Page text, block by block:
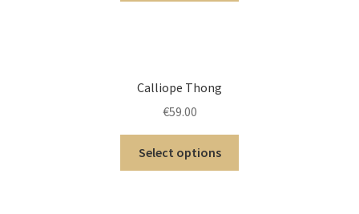
Calliope Thong
€59.00
Select options